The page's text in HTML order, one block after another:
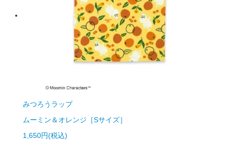
みつろうラップ
ムーミン＆オレンジ［Sサイズ］
1,650円(税込)